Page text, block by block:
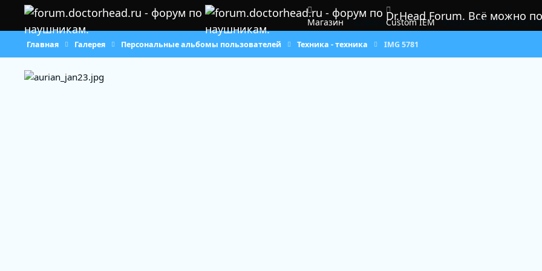
Перейти к содержанию
Dr.Head Forum. Всё можно
Магазин ПравилаCustom IEM ФорумыОбзоры
Главная Галерея Персональные альбомы пользователей Техника - техника IMG 5781